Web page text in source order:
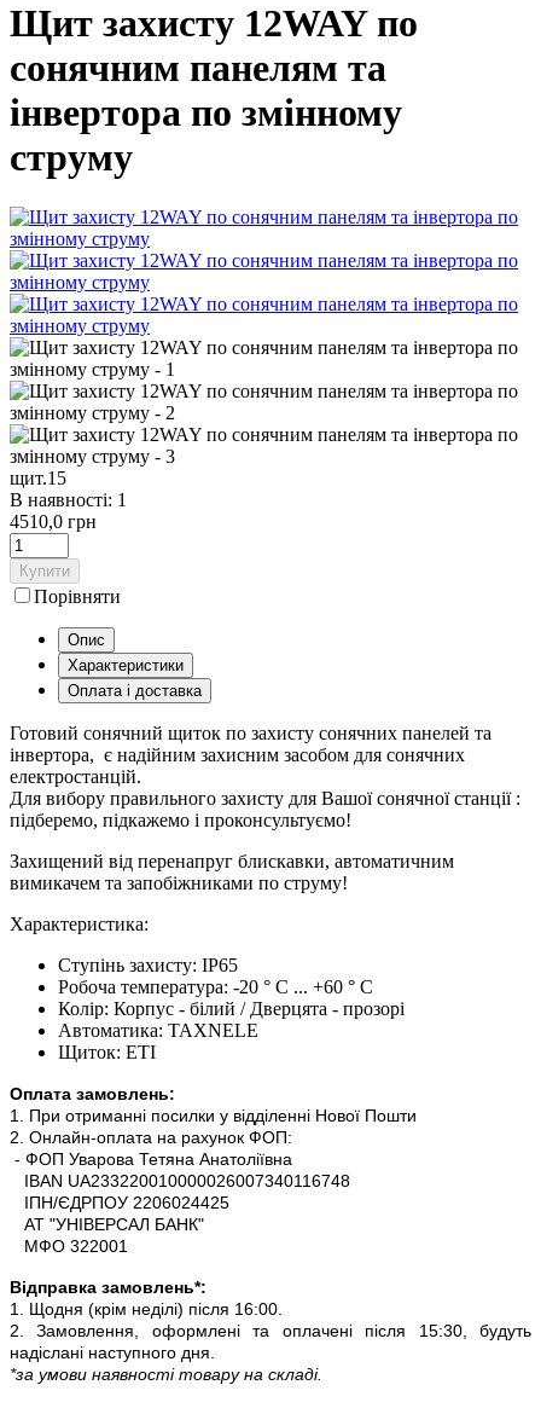
Щит захисту 12WAY по
сонячним панелям та
інвертора по змінному
струму
щит.15
В наявності: 1
4510,0 грн
Купити
Порівняти
Опис
Характеристики
Оплата і доставка
Готовий сонячний щиток по захисту сонячних панелей та
інвертора, є надійним захисним засобом для сонячних
електростанцій.
Для вибору правильного захисту для Вашої сонячної станції :
підберемо, підкажемо і проконсультуємо!
Захищений від перенапруг блискавки, автоматичним
вимикачем та запобіжниками по струму!
Характеристика:
Ступінь захисту: IP65
Робоча температура: -20 ° C ... +60 ° C
Колір: Корпус - білий / Дверцята - прозорі
Автоматика: TAXNELE
Щиток: ETI
Оплата замовлень:
1. При отриманні посилки у відділенні Нової Пошти
2. Онлайн-оплата на рахунок ФОП:
- ФОП Уварова Тетяна Анатоліївна
IBAN UA233220010000026007340116748
ІПН/ЄДРПОУ 2206024425
АТ "УНІВЕРСАЛ БАНК"
МФО 322001
Відправка замовлень*:
1. Щодня (крім неділі) після 16:00.
2. Замовлення, оформлені та оплачені після 15:30, будуть
надіслані наступного дня.
*за умови наявності товару на складі.